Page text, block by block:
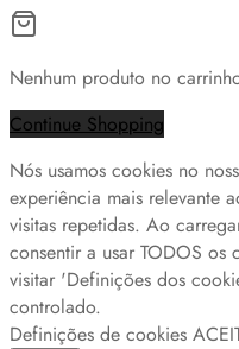
Nenhum produto no
Continue Shopping
Nós usamos cookies no
experiência mais relevante
visitas repetidas. Ao
consentir a usar TODOS
visitar 'Definições dos
controlado.
Definições de cookies